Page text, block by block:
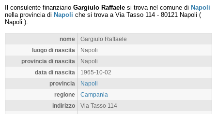
Il consulente finanziario Gargiulo Raffaele si trova nel comune di Napoli
nella provincia di Napoli che si trova a Via Tasso 114 - 80121 Napoli (
Napoli ).
nome
Gargiulo Raffaele
luogo di nascita
Napoli
provincia di nascita
Napoli
data di nascita
1965-10-02
provincia
Napoli
regione
Campania
indirizzo
Via Tasso 114